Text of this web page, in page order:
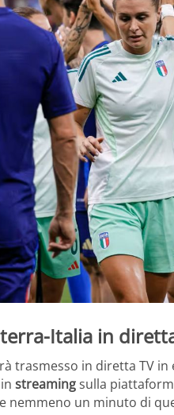
Italia in
trasmesso in diretta TV in
streamingsulla
nemmeno un minuto di